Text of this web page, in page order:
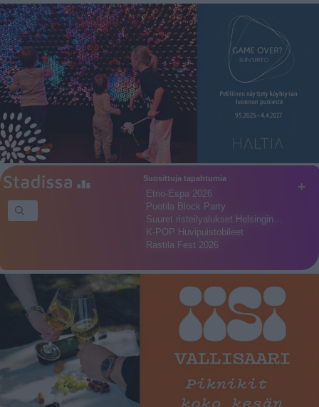
+
Suosittuja tapahtumia
Etno-Espa 2026
Puotila Block Party
Suuret risteilyalukset Helsingin…
K-POP Huvipuistobileet
Rastila Fest 2026